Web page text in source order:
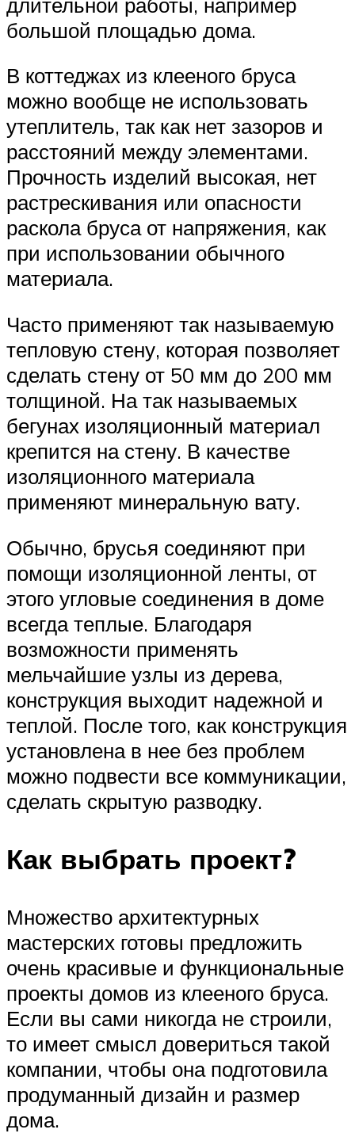
большой площадью дома.
В коттеджах из клееного бруса
можно вообще не использовать
утеплитель, так как нет зазоров и
расстояний между элементами.
Прочность изделий высокая, нет
растрескивания или опасности
раскола бруса от напряжения, как
при использовании обычного
материала.
Часто применяют так называемую
тепловую стену, которая позволяет
сделать стену от 50 мм до 200 мм
толщиной. На так называемых
бегунах изоляционный материал
крепится на стену. В качестве
изоляционного материала
применяют минеральную вату.
Обычно, брусья соединяют при
помощи изоляционной ленты, от
этого угловые соединения в доме
всегда теплые. Благодаря
возможности применять
мельчайшие узлы из дерева,
конструкция выходит надежной и
теплой. После того, как конструкция
установлена в нее без проблем
можно подвести все коммуникации,
сделать скрытую разводку.
Как выбрать проект?
Множество архитектурных
мастерских готовы предложить
очень красивые и функциональные
проекты домов из клееного бруса.
Если вы сами никогда не строили,
то имеет смысл довериться такой
компании, чтобы она подготовила
продуманный дизайн и размер
дома.